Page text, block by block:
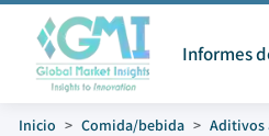
Informes
Inicio Comida/bebida Aditivos